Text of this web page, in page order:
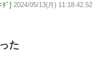
ﾀﾞ] 2024/05/13(月) 11:18:42.52
た